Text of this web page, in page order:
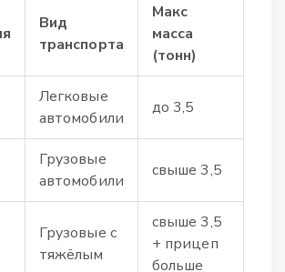
Вид
транспорта
Макс
масса
(тонн)
Легковые
автомобили
до 3,5
Грузовые
автомобили
свыше 3,5
Грузовые с
тяжёлым
свыше 3,5
+ прицеп
больше